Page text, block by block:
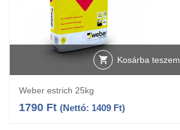
Kosárba teszem
Weber estrich 25kg
1790 Ft (Nettó: 1409 Ft)